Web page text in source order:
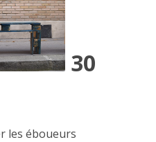
30
les éboueurs